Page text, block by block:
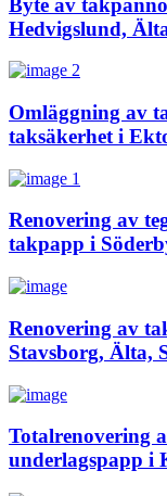
Hedvigslund,
Omläggning av
taksäkerhet i
Renovering av
takpapp i
Renovering av
Stavsborg, Älta,
Totalrenovering
underlagspapp i